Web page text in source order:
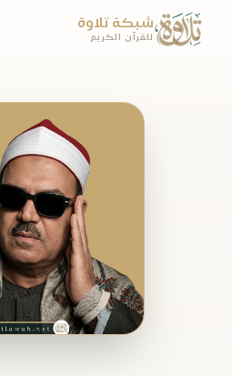
شبكة تلاوة
للقرآن الكريم